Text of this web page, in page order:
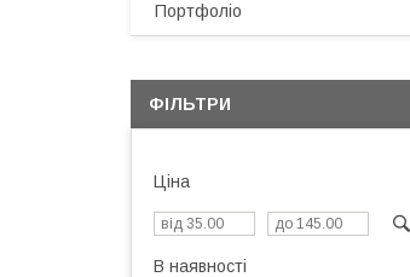
Портфоліо
ФІЛЬТРИ
Ціна
В наявності